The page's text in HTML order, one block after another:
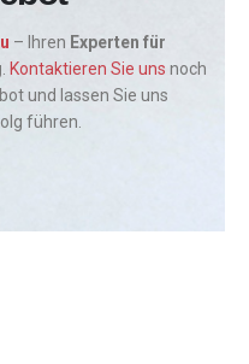
– Ihren Experten für
Kontaktieren Sie uns noch
und lassen Sie uns
führen.